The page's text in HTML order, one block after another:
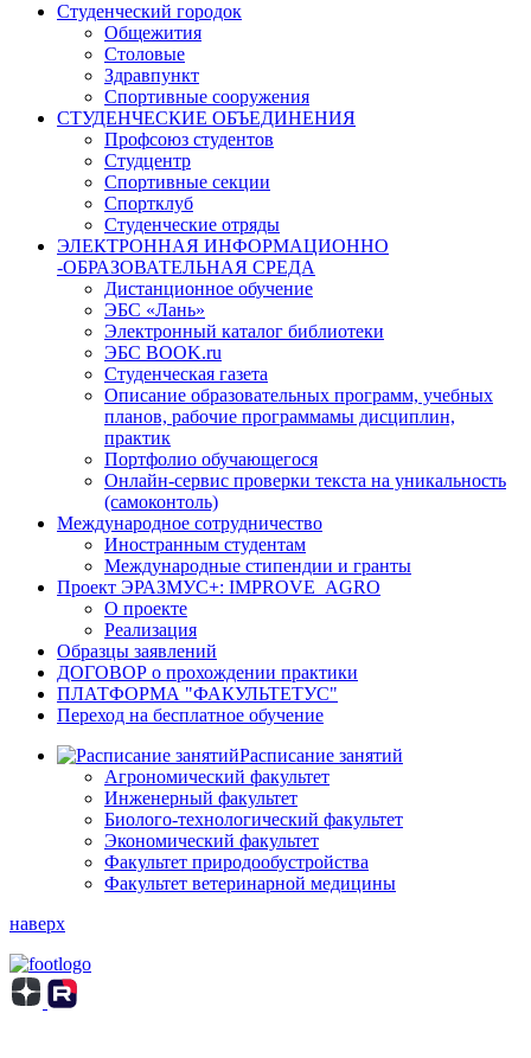
Студенческий городок
Общежития
Столовые
Здравпункт
Спортивные сооружения
СТУДЕНЧЕСКИЕ ОБЪЕДИНЕНИЯ
Профсоюз студентов
Студцентр
Спортивные секции
Спортклуб
Студенческие отряды
ЭЛЕКТРОННАЯ ИНФОРМАЦИОННО
-ОБРАЗОВАТЕЛЬНАЯ СРЕДА
Дистанционное обучение
ЭБС «Лань»
Электронный каталог библиотеки
ЭБС BOOK.ru
Студенческая газета
Описание образовательных программ, учебных
планов, рабочие программамы дисциплин,
практик
Портфолио обучающегося
Онлайн-сервис проверки текста на уникальность
(самоконтоль)
Международное сотрудничество
Иностранным студентам
Международные стипендии и гранты
Проект ЭРАЗМУС+: IMPROVE_AGRO
О проекте
Реализация
Образцы заявлений
ДОГОВОР о прохождении практики
ПЛАТФОРМА "ФАКУЛЬТЕТУС"
Переход на бесплатное обучение
Расписание занятий
Агрономический факультет
Инженерный факультет
Биолого-технологический факультет
Экономический факультет
Факультет природообустройства
Факультет ветеринарной медицины
наверх